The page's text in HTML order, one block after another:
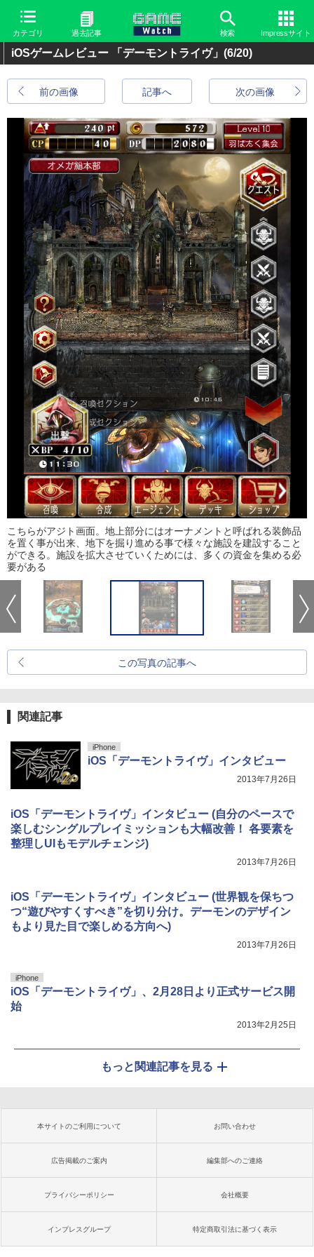
カテゴリ 過去記事 検索 Impressサイト
iOSゲームレビュー 「デーモントライヴ」 (6/20)
前の画像 次の画像
記事へ
こちらがアジト画面。地上部分にはオーナメントと呼ばれる装飾品
を置く事が出来、地下を掘り進める事で様々な施設を建設すること
ができる。施設を拡大させていくためには、多くの資金を集める必
要がある
この写真の記事へ
関連記事
iPhone
iOS「デーモントライヴ」インタビュー
2013年7月26日
iOS「デーモントライヴ」インタビュー (自分のペースで
楽しむシングルプレイミッションも大幅改善！ 各要素を
整理しUIもモデルチェンジ)
2013年7月26日
iOS「デーモントライヴ」インタビュー (世界観を保ちつ
つ“遊びやすくすべき”を切り分け。デーモンのデザイン
もより見た目で楽しめる方向へ)
2013年7月26日
iPhone
iOS「デーモントライヴ」、2月28日より正式サービス開
始
2013年2月25日
もっと関連記事を見る
本サイトのご利用について お問い合わせ
広告掲載のご案内 編集部へのご連絡
プライバシーポリシー 会社概要
インプレスグループ 特定商取引法に基づく表示